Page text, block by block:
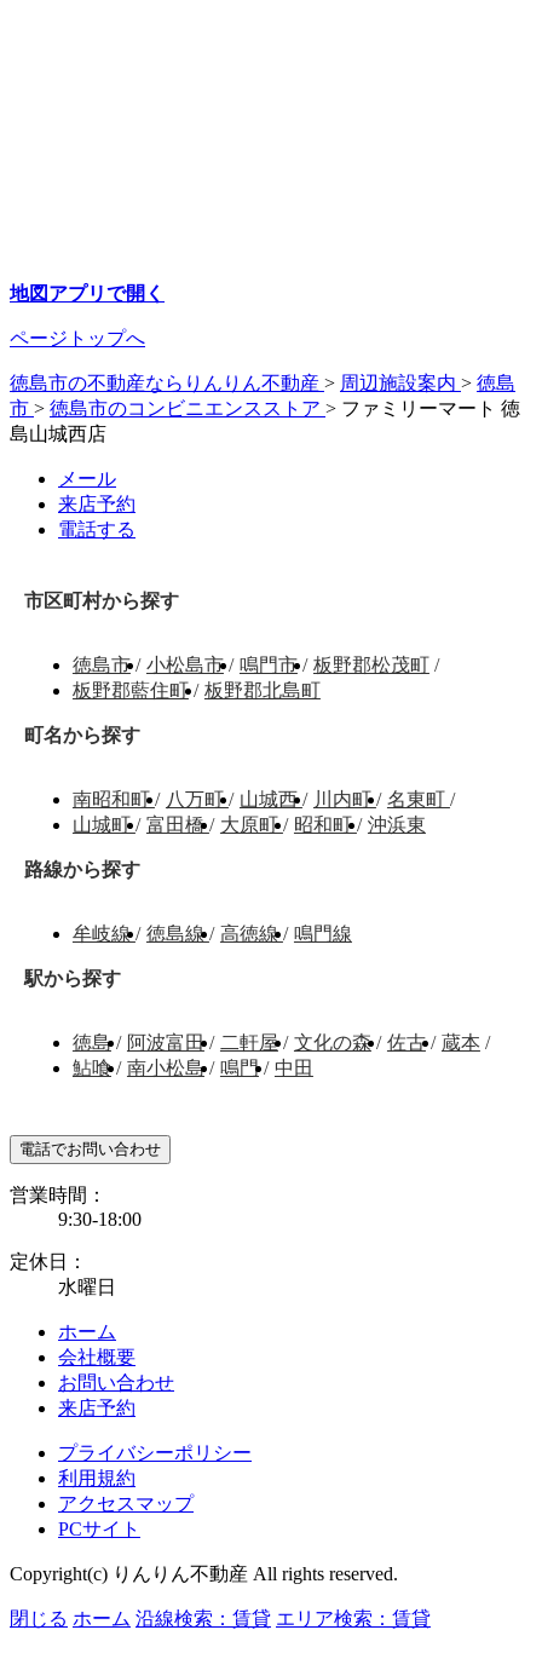
地図アプリで開く
ページトップへ
徳島市の不動産ならりんりん不動産 > 周辺施設案内 > 徳島
市 > 徳島市のコンビニエンスストア > ファミリーマート 徳
島山城西店
メール
来店予約
電話する
市区町村から探す
徳島市 / 小松島市 / 鳴門市 / 板野郡松茂町 /
板野郡藍住町 / 板野郡北島町
町名から探す
南昭和町/ 八万町/ 山城西/ 川内町/ 名東町 /
山城町/ 富田橋/ 大原町/ 昭和町/ 沖浜東
路線から探す
牟岐線/ 徳島線/ 高徳線/ 鳴門線
駅から探す
徳島 / 阿波富田 / 二軒屋 / 文化の森 / 佐古 / 蔵本 /
鮎喰 / 南小松島 / 鳴門 / 中田
電話でお問い合わせ
営業時間：
9:30-18:00
定休日：
水曜日
ホーム
会社概要
お問い合わせ
来店予約
プライバシーポリシー
利用規約
アクセスマップ
PCサイト
Copyright(c) りんりん不動産 All rights reserved.
閉じる ホーム 沿線検索：賃貸 エリア検索：賃貸